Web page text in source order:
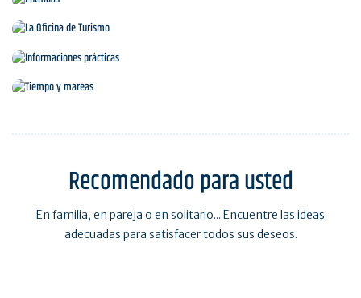
Recomendado para usted
En familia, en pareja o en solitario... Encuentre las ideas
adecuadas para satisfacer todos sus deseos.